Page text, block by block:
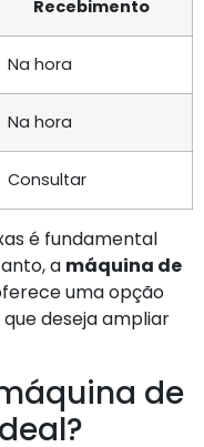
Recebimento
Na hora
Na hora
Consultar
é fundamental
a máquina de
uma opção
deseja ampliar
de